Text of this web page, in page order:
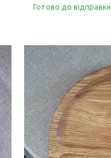
Готово до відправки